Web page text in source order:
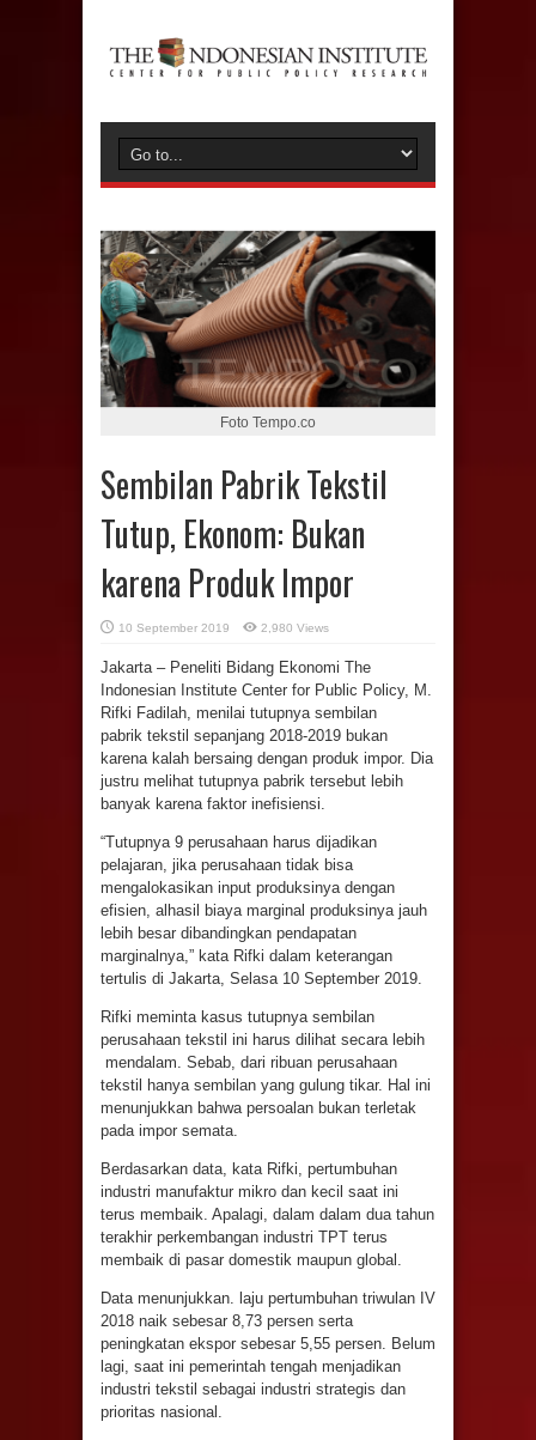
Foto Tempo.co
Sembilan Pabrik Tekstil
Tutup, Ekonom: Bukan
karena Produk Impor
10 September 2019 2,980 Views
Jakarta – Peneliti Bidang Ekonomi The
Indonesian Institute Center for Public Policy, M.
Rifki Fadilah, menilai tutupnya sembilan
pabrik tekstil sepanjang 2018-2019 bukan
karena kalah bersaing dengan produk impor. Dia
justru melihat tutupnya pabrik tersebut lebih
banyak karena faktor inefisiensi.
“Tutupnya 9 perusahaan harus dijadikan
pelajaran, jika perusahaan tidak bisa
mengalokasikan input produksinya dengan
efisien, alhasil biaya marginal produksinya jauh
lebih besar dibandingkan pendapatan
marginalnya,” kata Rifki dalam keterangan
tertulis di Jakarta, Selasa 10 September 2019.
Rifki meminta kasus tutupnya sembilan
perusahaan tekstil ini harus dilihat secara lebih
mendalam. Sebab, dari ribuan perusahaan
tekstil hanya sembilan yang gulung tikar. Hal ini
menunjukkan bahwa persoalan bukan terletak
pada impor semata.
Berdasarkan data, kata Rifki, pertumbuhan
industri manufaktur mikro dan kecil saat ini
terus membaik. Apalagi, dalam dalam dua tahun
terakhir perkembangan industri TPT terus
membaik di pasar domestik maupun global.
Data menunjukkan. laju pertumbuhan triwulan IV
2018 naik sebesar 8,73 persen serta
peningkatan ekspor sebesar 5,55 persen. Belum
lagi, saat ini pemerintah tengah menjadikan
industri tekstil sebagai industri strategis dan
prioritas nasional.